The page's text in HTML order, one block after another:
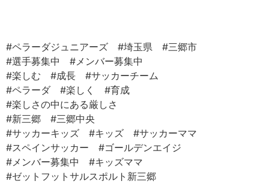
#ペラーダジュニアーズ #埼玉県 #三郷市
#選手募集中 #メンバー募集中
#楽しむ #成長 #サッカーチーム
#ペラーダ #楽しく #育成
#楽しさの中にある厳しさ
#新三郷 #三郷中央
#サッカーキッズ #キッズ #サッカーママ
#スペインサッカー #ゴールデンエイジ
#メンバー募集中 #キッズママ
#ゼットフットサルスポルト新三郷